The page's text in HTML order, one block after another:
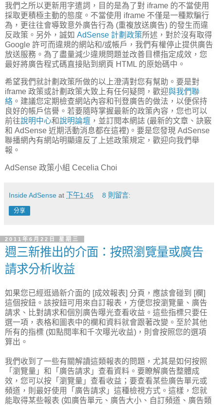
我們之所以更新用字遣詞，目的是為了對 iframe 的不當使用
採取更積極主動的態度。不當使用 iframe 不僅是一種欺騙行
為，更往往會導致意外廣告行為 (重複放送廣告) 的發生而違
反政策。另外，誠如 AdSense 計劃政策所述，對於沒有取得
Google 許可而違規的網站和/或帳戶，我們有權停止提供廣告
放送服務。為了盡量減少違規問題並改善目標指定成效，您
最好將廣告程式碼直接貼到網頁 HTML 的原始碼中。
希望我們就計劃政策所做的以上澄清對您有幫助。要是對
iframe 政策或計劃政策大致上有任何疑問，歡迎與我們聯
絡 。建議您定期檢查網站內容和刊登廣告的做法，以便保持
良好的帳戶信譽。若要隨時掌握最新的政策內容，您也可以
前往說明中心和說明論壇 ，並訂閱本網誌 (最新的文章、訣竅
和 AdSense 近期活動消息都在這裡) 。要是您發現 AdSense
聯播網內有網站明顯違反了上述政策規定，歡迎向我們舉
報。
AdSense 政策小組 Cecelia Choi
Inside AdSense at 下午1:45 8 則留言:
分享
2011年6月22日 星期三
週三新推出的介面：按照瀏覽量或廣告
請求分析收益
如果您已經逛過新介面的 [成效報表] 分頁，應該會碰到 [欄]
這個按鈕。該按鈕可用來自訂報表，方便您按瀏覽量、廣告
請求、比對請求和個別廣告曝光查看收益。這些指標只要任
選一項，表格和圖表中的欄和資料就會跟著改變。至於其他
所有的指標 (如點閱率和千次曝光收益)，則會按照您的選項
算出。
我們收到了一些有關解讀這類報表的問題，尤其是如何按照
「瀏覽量」和「廣告請求」查看資料。要瞭解廣告整體成
效，您可以按「瀏覽量」查看收益；要查看某些廣告單元或
頻道，則最好使用「廣告請求」這種檢視方式。這樣，您就
能取得某些報表 (如廣告單元、廣告大小、自訂頻道、廣告類